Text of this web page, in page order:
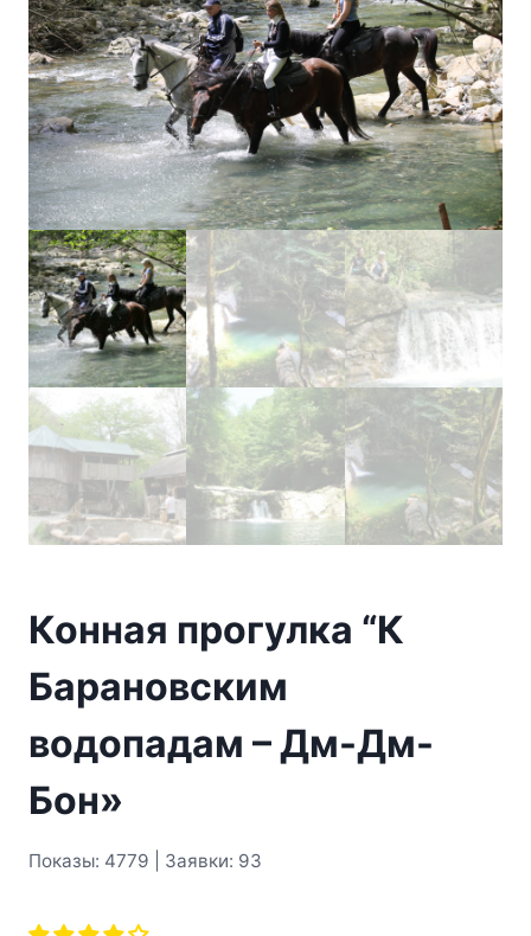
Конная прогулка “К
Барановским
водопадам – Дм-Дм-
Бон»
Показы: 4779 | Заявки: 93